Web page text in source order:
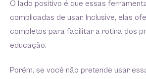
O lado positivo é que essas
complicadas de usar. Inclusive, elas
completos para facilitar a rotina dos
educação.
Porém, se você não pretende usar